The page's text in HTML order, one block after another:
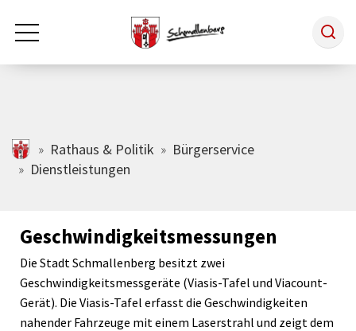
Zum Hauptinhalt springen
Rathaus & Politik
Tourismus
Freizeit & Kultur
schmallenberg.de
Rathaus & Politik
Bürgerservice
Dienstleistungen
Geschwindigkeitsmessungen
Die Stadt Schmallenberg besitzt zwei
Geschwindigkeitsmessgeräte (Viasis-Tafel und Viacount-
Gerät). Die Viasis-Tafel erfasst die Geschwindigkeiten
nahender Fahrzeuge mit einem Laserstrahl und zeigt dem